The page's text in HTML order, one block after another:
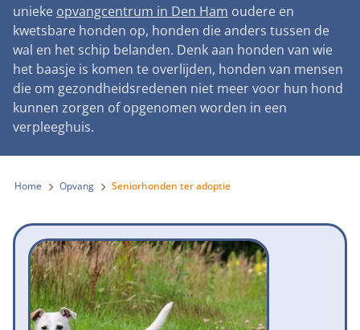
Landelijke registratie bijtincidenten
Verantwoord fokbeleid
Landelijk vuurwerkverbod
Verplichte pre-aanschaf cursus
Gemeentelijk meldpunt bijtincidenten
Bescherming tegen grasaren
Lezingen
Symposium Gemeentelijk Dierenbeleid
Teken onze petitie
Steun als bedrijf
Adopteer een seniorhond
Sponsor een seniorhond
Steun als vrijwilliger
Honden voor Honden Loop
Vraag een donatiebox aan
Wat wij doen
Onze organisatie
Samenwerking
Jaarverslag
Vacatures
Donateursmagazine Hond
Onze successen voor honden
Contactgegevens
Pers
Nieuws
Nieuwsbrief
Incassodata
Zoeken
unieke opvangcentrum in Den Ham oudere en
kwetsbare honden op, honden die anders tussen de
wal en het schip belanden. Denk aan honden van wie
het baasje is komen te overlijden, honden van mensen
die om gezondheidsredenen niet meer voor hun hond
kunnen zorgen of opgenomen worden in een
verpleeghuis.
Home Opvang Seniorhonden ter adoptie